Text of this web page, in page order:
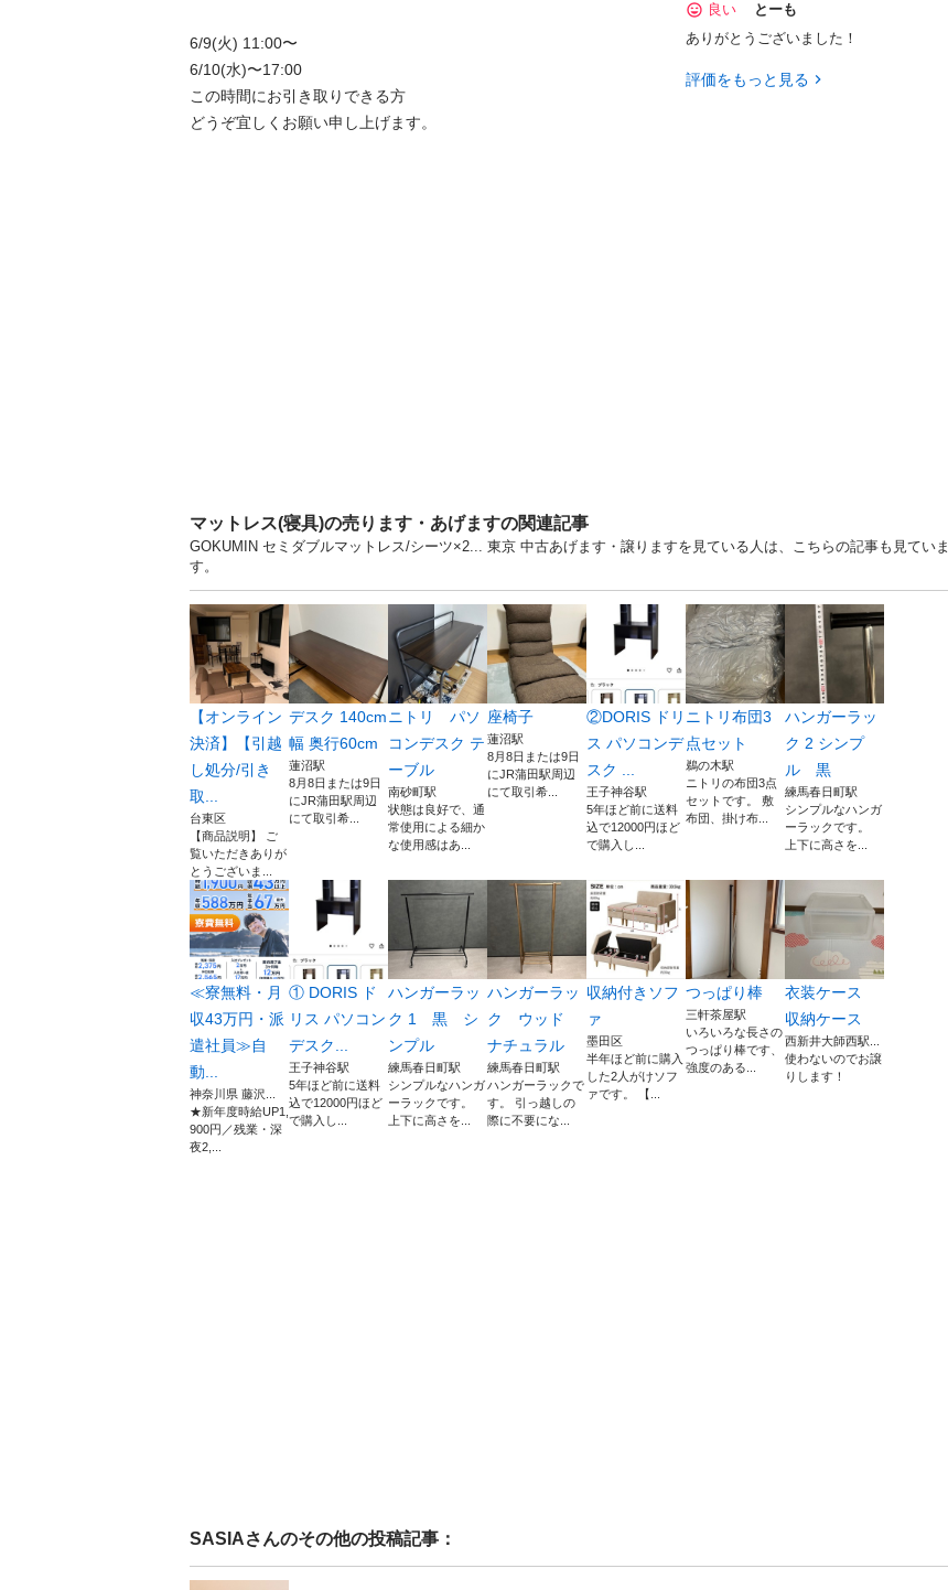
6/9(火) 11:00〜
6/10(水)〜17:00
この時間にお引き取りできる方
どうぞ宜しくお願い申し上げます。
良い
とーも
ありがとうございました！
評価をもっと見る
マットレス(寝具)の売ります・あげますの関連記事
GOKUMIN セミダブルマットレス/シーツ×2... 東京 中古あげます・譲りますを見ている人は、こちらの記事も見ていま
す。
【オンライン
決済】【引越
し処分/引き
取...
台東区
【商品説明】 ご
覧いただきありが
とうございま...
デスク 140cm
幅 奥行60cm
蓮沼駅
8月8日または9日
にJR蒲田駅周辺
にて取引希...
ニトリ パソ
コンデスク テ
ーブル
南砂町駅
状態は良好で、通
常使用による細か
な使用感はあ...
座椅子
蓮沼駅
8月8日または9日
にJR蒲田駅周辺
にて取引希...
②DORIS ドリ
ス パソコンデ
スク ...
王子神谷駅
5年ほど前に送料
込で12000円ほど
で購入し...
ニトリ布団3
点セット
鵜の木駅
ニトリの布団3点
セットです。 敷
布団、掛け布...
ハンガーラッ
ク 2 シンプ
ル 黒
練馬春日町駅
シンプルなハンガ
ーラックです。
上下に高さを...
≪寮無料・月
収43万円・派
遣社員≫自
動...
神奈川県 藤沢...
★新年度時給UP1,
900円／残業・深
夜2,...
① DORIS ド
リス パソコン
デスク...
王子神谷駅
5年ほど前に送料
込で12000円ほど
で購入し...
ハンガーラッ
ク 1 黒 シ
ンプル
練馬春日町駅
シンプルなハンガ
ーラックです。
上下に高さを...
ハンガーラッ
ク ウッド
ナチュラル
練馬春日町駅
ハンガーラックで
す。 引っ越しの
際に不要にな...
収納付きソフ
ァ
墨田区
半年ほど前に購入
した2人がけソフ
ァです。 【...
つっぱり棒
三軒茶屋駅
いろいろな長さの
つっぱり棒です、
強度のある...
衣装ケース
収納ケース
西新井大師西駅...
使わないのでお譲
りします！
SASIAさんのその他の投稿記事：